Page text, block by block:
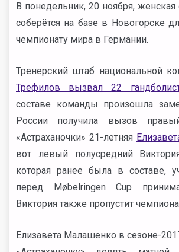
В понедельник, 20 ноября, женская
соберётся на базе в Новогорске
чемпионату мира в Германии.
Тренерский штаб национальной
Трефилов вызвал 22
составе команды произошла
России получила вызов
«Астраханочки» 21-летняя
вот левый полусредний
которая ранее была в составе,
перед Møbelringen Cup
Виктория также пропустит
Елизавета Малашенко в сезоне-